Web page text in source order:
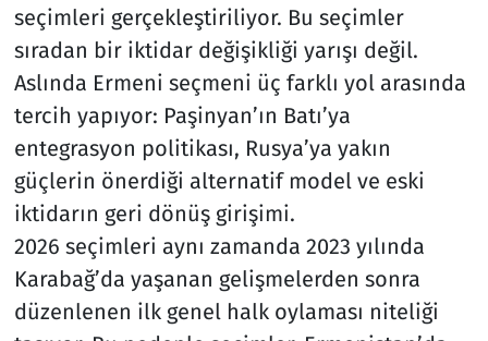
seçimleri gerçekleştiriliyor. Bu seçimler
sıradan bir iktidar değişikliği yarışı değil.
Aslında Ermeni seçmeni üç farklı yol arasında
tercih yapıyor: Paşinyan’ın Batı’ya
entegrasyon politikası, Rusya’ya yakın
güçlerin önerdiği alternatif model ve eski
iktidarın geri dönüş girişimi.
2026 seçimleri aynı zamanda 2023 yılında
Karabağ’da yaşanan gelişmelerden sonra
düzenlenen ilk genel halk oylaması niteliği
Seçim 2023
Spor
Teknoloji ve Bilim
Televizyon